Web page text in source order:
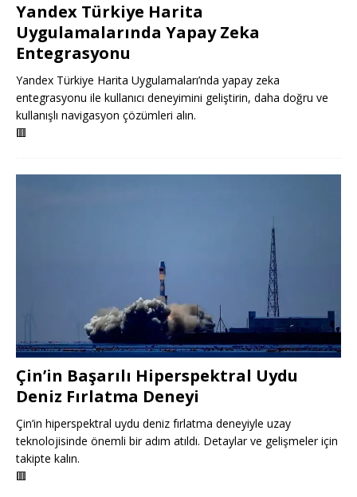
Yandex Türkiye Harita
Uygulamalarında Yapay Zeka
Entegrasyonu
Yandex Türkiye Harita Uygulamaları’nda yapay zeka
entegrasyonu ile kullanıcı deneyimini geliştirin, daha doğru ve
kullanışlı navigasyon çözümleri alın.
🟥
Çin’in Başarılı Hiperspektral Uydu
Deniz Fırlatma Deneyi
Çin’in hiperspektral uydu deniz fırlatma deneyiyle uzay
teknolojisinde önemli bir adım atıldı. Detaylar ve gelişmeler için
takipte kalın.
🟥